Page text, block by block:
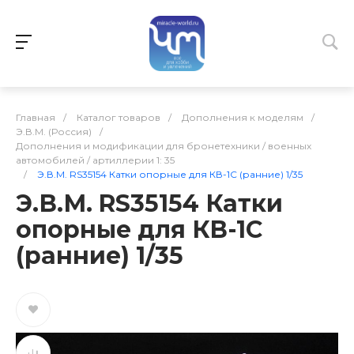
Главная / Каталог товаров / Дополнения к моделям
/
Э.В.М. (Россия)
/
Дополнения и модификации для бронетехники / военных
автомобилей / артиллерии 1: 35
/
Э.В.М. RS35154 Катки опорные для КВ-1С (ранние) 1/35
Э.В.М. RS35154 Катки
опорные для КВ-1С
(ранние) 1/35